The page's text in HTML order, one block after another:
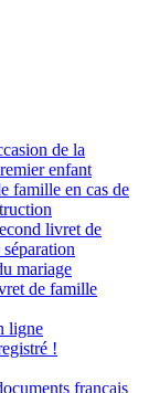
de la
enfant
famille en cas de
livret de
mariage
de famille
ligne
!
français